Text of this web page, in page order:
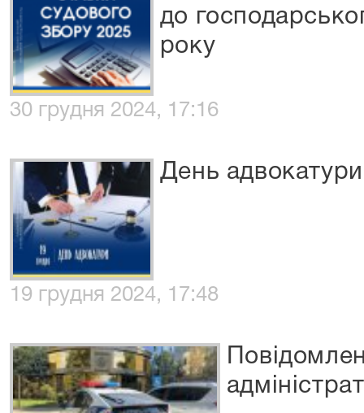
до
року
30 грудня 2024, 17:16
День
19 грудня 2024, 17:48